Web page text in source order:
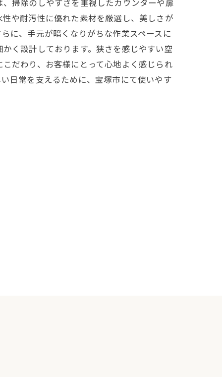
掃除のしやすさを重視したカウンターや扉
や耐汚性に優れた素材を厳選し、美しさが
に、手元が暗くなりがちな作業スペースに
く設計しております。狭さを感じやすい空
だわり、お客様にとって心地よく感じられ
日常を支えるために、宝塚市にて使いやす